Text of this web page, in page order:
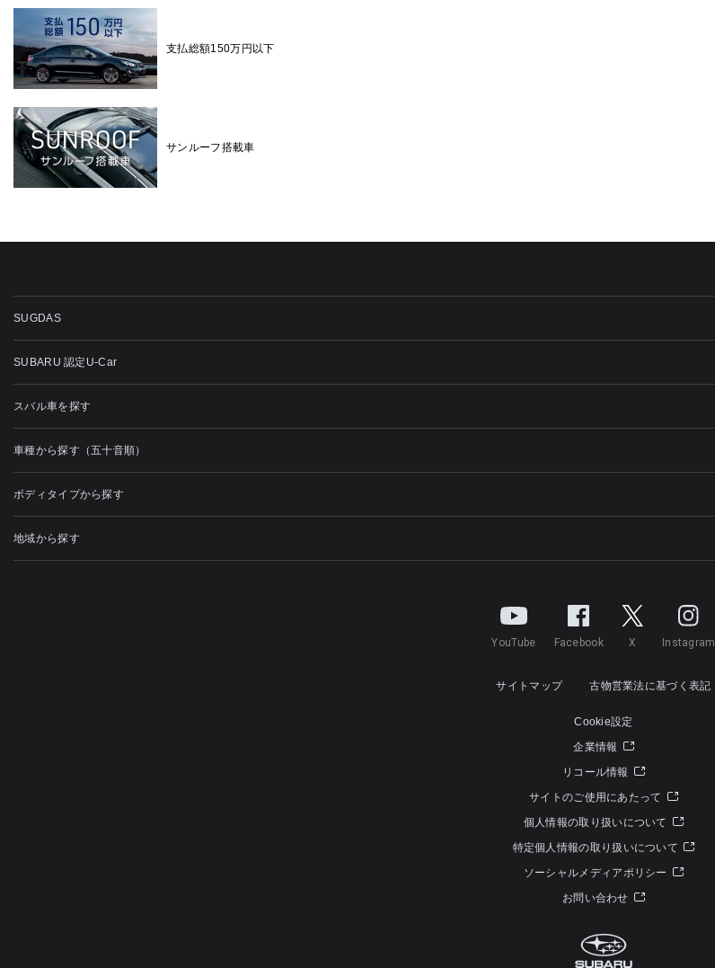
支払総額150万円以下
サンルーフ搭載車
SUGDAS
SUBARU 認定U-Car
スバル車を探す
車種から探す（五十音順）
ボディタイプから探す
地域から探す
YouTube Facebook X Instagram
サイトマップ 古物営業法に基づく表記
Cookie設定
企業情報
リコール情報
サイトのご使用にあたって
個人情報の取り扱いについて
特定個人情報の取り扱いについて
ソーシャルメディアポリシー
お問い合わせ